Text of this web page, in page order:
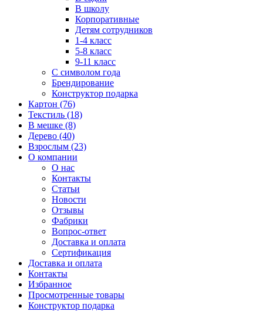
В школу
Корпоративные
Детям сотрудников
1-4 класс
5-8 класс
9-11 класс
С символом года
Брендирование
Конструктор подарка
Картон (76)
Текстиль (18)
В мешке (8)
Дерево (40)
Взрослым (23)
О компании
О нас
Контакты
Статьи
Новости
Отзывы
Фабрики
Вопрос-ответ
Доставка и оплата
Сертификация
Доставка и оплата
Контакты
Избранное
Просмотренные товары
Конструктор подарка